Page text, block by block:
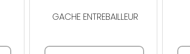
GACHE ENTREBAILLEUR